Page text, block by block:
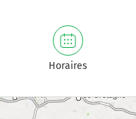
Horaires